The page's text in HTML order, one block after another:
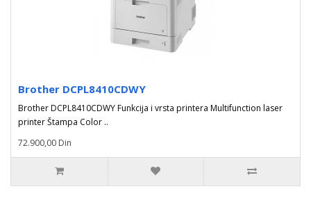
Brother DCPL8410CDWY
Brother DCPL8410CDWY Funkcija i vrsta printera Multifunction laser
printer Štampa Color ..
72.900,00 Din